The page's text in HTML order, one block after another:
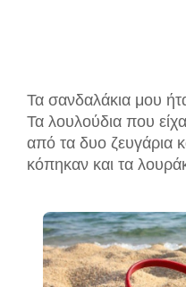
Τα σανδαλάκια μου
Τα λουλούδια που
από τα δυο ζευγάρια
κόπηκαν και τα